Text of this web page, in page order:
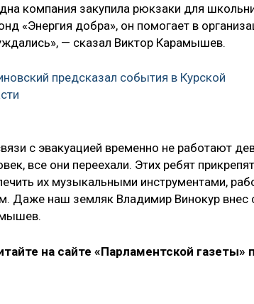
компания закупила рюкзаки для
«Энергия добра», он помогает в
— сказал Виктор Карамышев.
предсказал события в Курской
с эвакуацией временно не работают
все они переехали. Этих ребят
их музыкальными инструментами,
Даже наш земляк Владимир Винокур внес
на сайте «Парламентской газеты»